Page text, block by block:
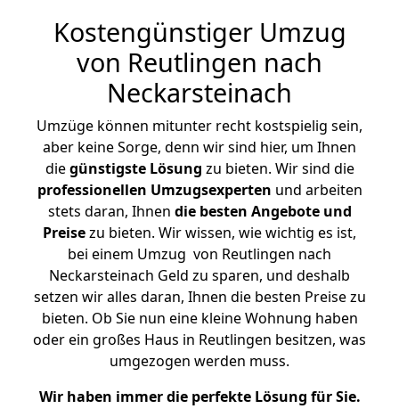
Kostengünstiger Umzug
von Reutlingen nach
Neckarsteinach
Umzüge können mitunter recht kostspielig sein,
aber keine Sorge, denn wir sind hier, um Ihnen
diegünstigste Lösung zu bieten. Wir sind die
professionellen Umzugsexperten und arbeiten
stets daran, Ihnen die besten Angebote und
Preisezu bieten. Wir wissen, wie wichtig es ist,
bei einem Umzug von Reutlingen nach
Neckarsteinach Geld zu sparen, und deshalb
setzen wir alles daran, Ihnen die besten Preise zu
bieten. Ob Sie nun eine kleine Wohnung haben
oder ein großes Haus in Reutlingen besitzen, was
umgezogen werden muss.
Wir haben immer die perfekte Lösung für Sie.